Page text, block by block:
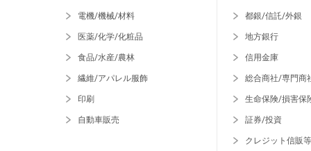
電機/機械/材料
医薬/化学/化粧品
食品/水産/農林
繊維/アパレル服飾
印刷
自動車販売
都銀/信託/外銀
地方銀行
信用金庫
総合商社/専門商
生命保険/損害保
証券/投資
クレジット信販等